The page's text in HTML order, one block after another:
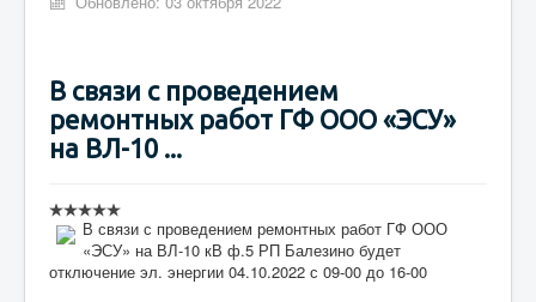
В связи с проведением
ремонтных работ ГФ ООО «ЭСУ»
на ВЛ-10 ...
В связи с проведением ремонтных работ ГФ ООО
«ЭСУ» на ВЛ-10 кВ ф.5 РП Балезино будет
отключение эл. энергии 04.10.2022 с 09-00 до 16-00